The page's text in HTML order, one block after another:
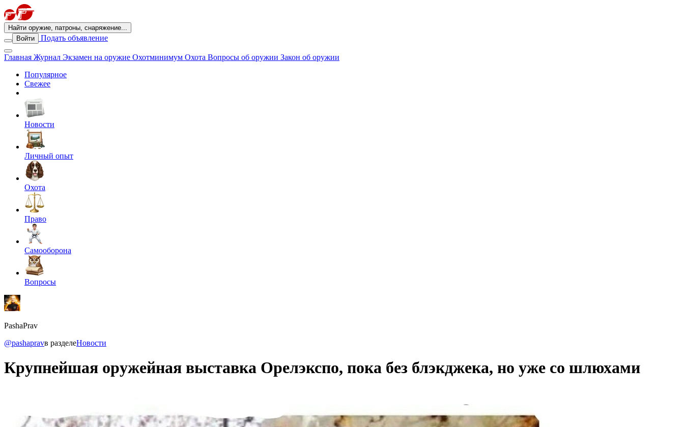
Найти оружие, патроны, снаряжение...
Войти
Подать объявление
Главная Журнал Экзамен на оружие Охотминимум Охота Вопросы об оружии Закон об оружии
Популярное
Свежее
Новости
Личный опыт
Охота
Право
Самооборона
Вопросы
PashaPrav
@pashapravв разделеНовости
Крупнейшая оружейная выставка Орелэкспо, пока без блэкджека, но уже со шлюхами